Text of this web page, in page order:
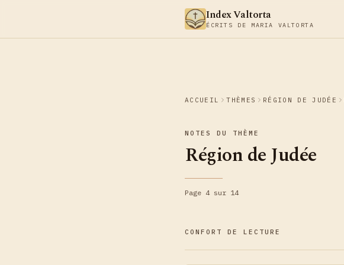
Index Valtorta
ÉCRITS DE MARIA VALTORTA
ACCUEIL THÈMES RÉGION DE JUDÉE
NOTES DU THÈME
Région de Judée
Page 4 sur 14
CONFORT DE LECTURE